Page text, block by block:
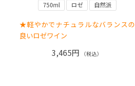
750ml ロゼ 自然派
★軽やかでナチュラルなバランスの
良いロゼワイン
3,465円 （税込）